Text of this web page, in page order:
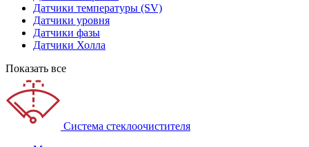
Датчики температуры (SV)
Датчики уровня
Датчики фазы
Датчики Холла
Показать все
Система стеклоочистителя